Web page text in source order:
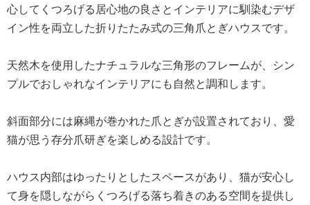
心してくつろげる居心地の良さとインテリアに馴染むデザ
イン性を両立した折りたたみ式の三角爪とぎハウスです。
天然木を使用したナチュラルな三角形のフレームが、シン
プルでおしゃれなインテリアにも自然と調和します。
斜面部分には麻縄が巻かれた爪とぎが設置されており、愛
猫が思う存分爪研ぎを楽しめる設計です。
ハウス内部はゆったりとしたスペースがあり、猫が安心し
て身を隠しながらくつろげる落ち着きのある空間を提供し